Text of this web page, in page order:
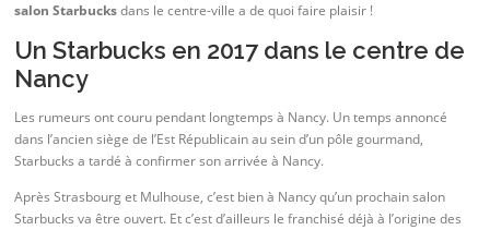
salon Starbucksdans le centre-ville a de quoi faire plaisir !
Un Starbucks en 2017 dans le centre de
Nancy
Les rumeurs ont couru pendant longtemps à Nancy. Un temps annoncé
dans l’ancien siège de l’Est Républicain au sein d’un pôle gourmand,
Starbucks a tardé à confirmer son arrivée à Nancy.
Après Strasbourg et Mulhouse, c’est bien à Nancy qu’un prochain salon
Starbucks va être ouvert. Et c’est d’ailleurs le franchisé déjà à l’origine des